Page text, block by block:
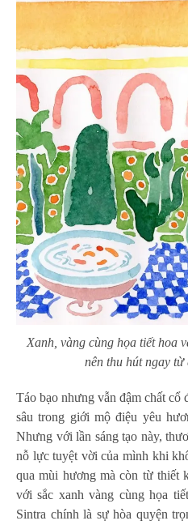
Xanh, vàng cùng họa tiết hoa
nên thu hút ngay
Táo bạo nhưng vẫn đậm chất
sâu trong giới mộ điệu yêu
Nhưng với lần sáng tạo này,
nỗ lực tuyệt vời của mình khi
qua mùi hương mà còn từ thiết
với sắc xanh vàng cùng họa
Sintra chính là sự hòa quyện